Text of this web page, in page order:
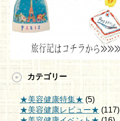
カテゴリー
★美容健康特集★ (5)
★美容健康レビュー★ (117)